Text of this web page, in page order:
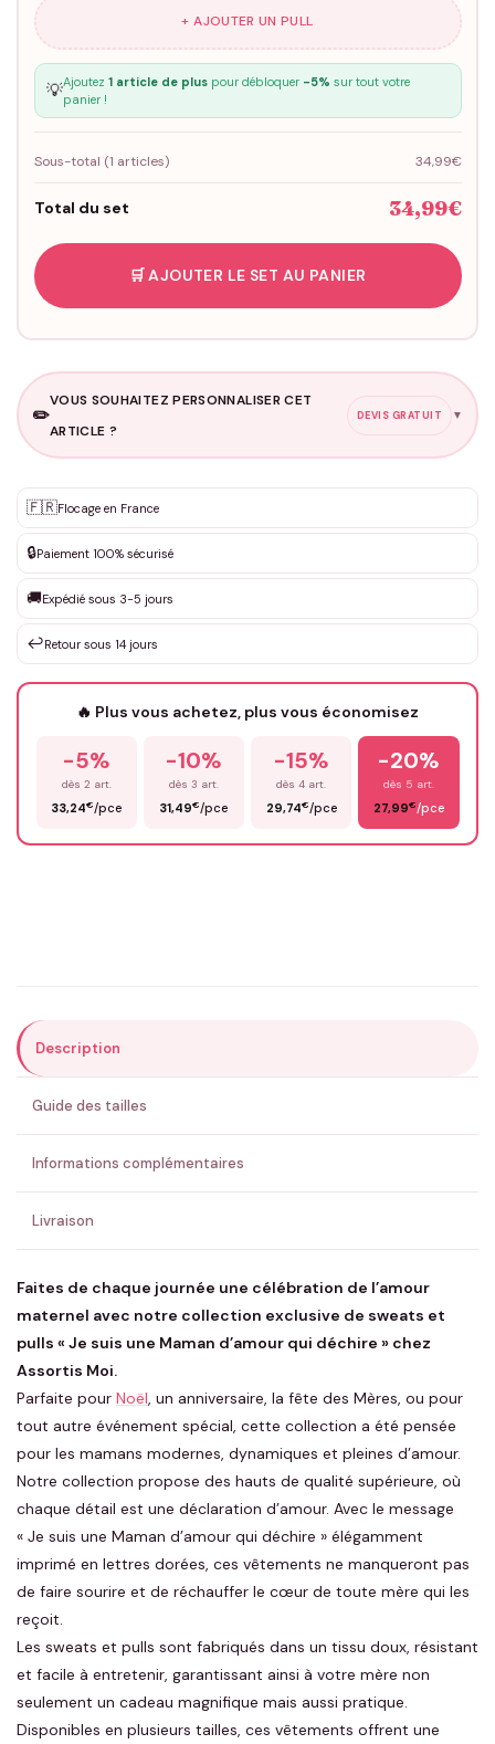
+ AJOUTER UN PULL
💡Ajoutez 1 article de pluspour débloquer -5% sur tout votre
panier !
Sous-total (1 articles) 34,99€
Total du set 34,99€
🛒 AJOUTER LE SET AU PANIER
✏️
VOUS SOUHAITEZ PERSONNALISER CET
ARTICLE ?
DEVIS GRATUIT ▼
✨ Personnalisation sur mesure
DEVIS GRATUIT · Personnalisation de 3 à 10€ selon la demande
Que souhaitez-vous ?*
Votre texte / idée*
Prénom*
ENVOYER MA DEMANDE ✨
💚 Retour sous 24-48h🇫🇷 Flocage en France✅ Validation avant fabrication
🇫🇷Flocage en France
🔒Paiement 100% sécurisé
🚚Expédié sous 3-5 jours
↩️Retour sous 14 jours
🔥 Plus vous achetez, plus vous économisez
-5%
dès 2 art.
33,24€/pce
-10%
dès 3 art.
31,49€/pce
-15%
dès 4 art.
29,74€/pce
-20%
dès 5 art.
27,99€/pce
Description
Guide des tailles
Informations complémentaires
Livraison
Faites de chaque journée une célébration de l’amour
maternel avec notre collection exclusive de sweats et
pulls « Je suis une Maman d’amour qui déchire » chez
Assortis Moi.
Parfaite pour Noël, un anniversaire, la fête des Mères, ou pour
tout autre événement spécial, cette collection a été pensée
pour les mamans modernes, dynamiques et pleines d’amour.
Notre collection propose des hauts de qualité supérieure, où
chaque détail est une déclaration d’amour. Avec le message
« Je suis une Maman d’amour qui déchire » élégamment
imprimé en lettres dorées, ces vêtements ne manqueront pas
de faire sourire et de réchauffer le cœur de toute mère qui les
reçoit.
Les sweats et pulls sont fabriqués dans un tissu doux, résistant
et facile à entretenir, garantissant ainsi à votre mère non
seulement un cadeau magnifique mais aussi pratique.
Disponibles en plusieurs tailles, ces vêtements offrent une